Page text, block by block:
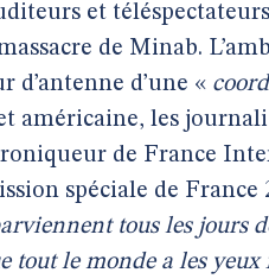
et
de Minab.
d’antenne d’une «
américaine, les
de France
spéciale de
tous les jours
tout le monde a les yeux